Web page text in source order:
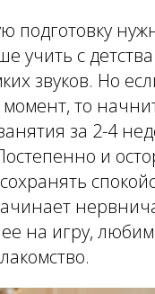
подготовку
учить с
звуков. Но
момент, то
за 2-4
и
на игру,